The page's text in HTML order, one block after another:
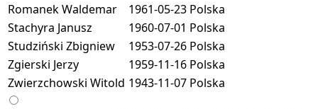
Romanek Waldemar
1961-05-23 Polska
Stachyra Janusz
1960-07-01 Polska
Studziński Zbigniew
1953-07-26 Polska
Zgierski Jerzy
1959-11-16 Polska
Zwierzchowski Witold 1943-11-07 Polska